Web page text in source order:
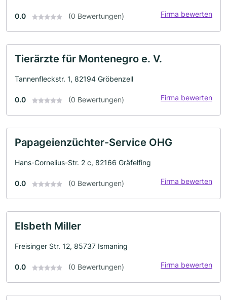
0.0 (0 Bewertungen) Firma bewerten
Tierärzte für Montenegro e. V.
Tannenfleckstr. 1, 82194 Gröbenzell
0.0 (0 Bewertungen) Firma bewerten
Papageienzüchter-Service OHG
Hans-Cornelius-Str. 2 c, 82166 Gräfelfing
0.0 (0 Bewertungen) Firma bewerten
Elsbeth Miller
Freisinger Str. 12, 85737 Ismaning
0.0 (0 Bewertungen) Firma bewerten